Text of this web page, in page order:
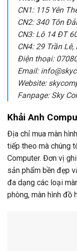
CN1: 115 Yên
CN2: 340 Tôn
CN3: Lô 14 ĐT
CN4: 29 Trần
Điện thoại:
Email:
Website:
Fanpage: Sky
Khải Anh
Địa chỉ mua màn
tiếp theo mà chúng
Computer. Đơn vị
sản phẩm bền đẹp
đa dạng các loại
phòng, màn hình đồ